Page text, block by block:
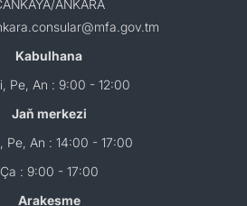
ANKARA
Kabulhana
Pe, An : 9:00 - 12:00
Jaň merkezi
Pe, An : 14:00 - 17:00
Ça : 9:00 - 17:00
Arakesme